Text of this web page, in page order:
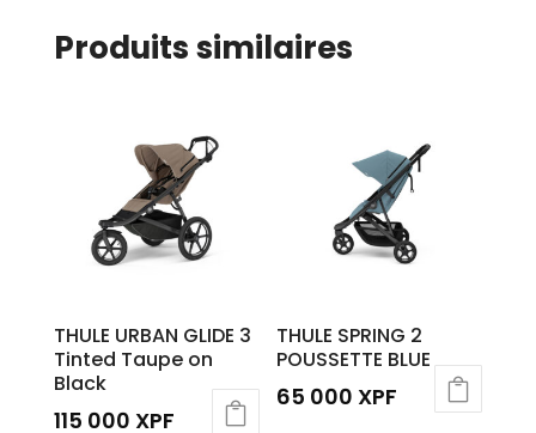
Produits similaires
THULE URBAN GLIDE 3
Tinted Taupe on
Black
115 000 XPF
THULE SPRING 2
POUSSETTE BLUE
65 000 XPF